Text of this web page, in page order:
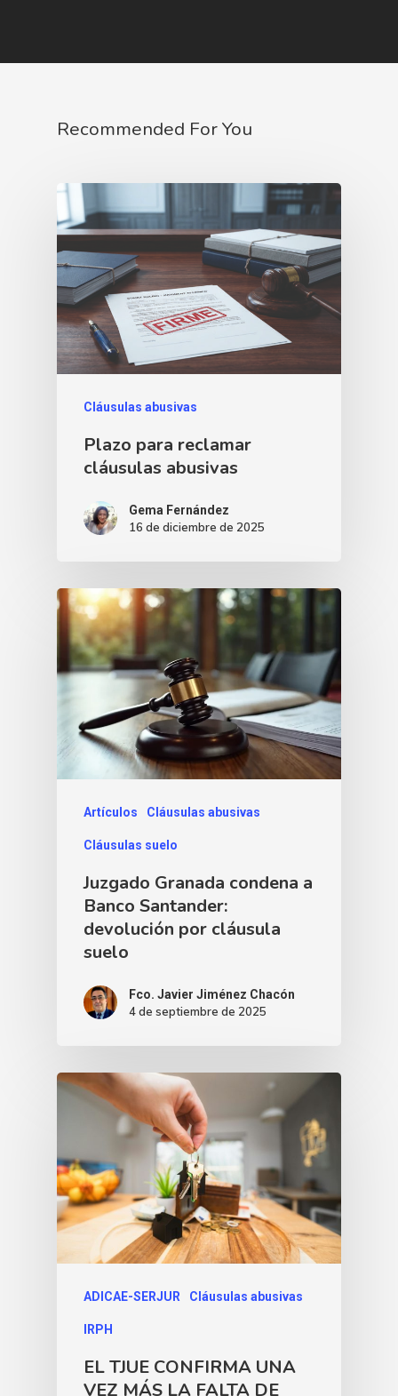
Recommended For You
Cláusulas abusivas
Plazo para reclamar
cláusulas abusivas
Gema Fernández
16 de diciembre de 2025
Artículos Cláusulas abusivas
Cláusulas suelo
Juzgado Granada condena a
Banco Santander:
devolución por cláusula
suelo
Fco. Javier Jiménez Chacón
4 de septiembre de 2025
ADICAE-SERJUR Cláusulas abusivas
IRPH
EL TJUE CONFIRMA UNA
VEZ MÁS LA FALTA DE